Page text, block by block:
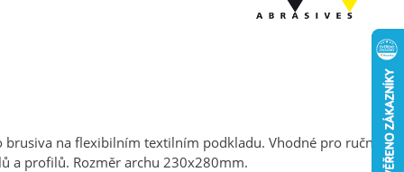
na flexibilním textilním podkladu. Vhodné pro ruční
a profilů. Rozměr archu 230x280mm.